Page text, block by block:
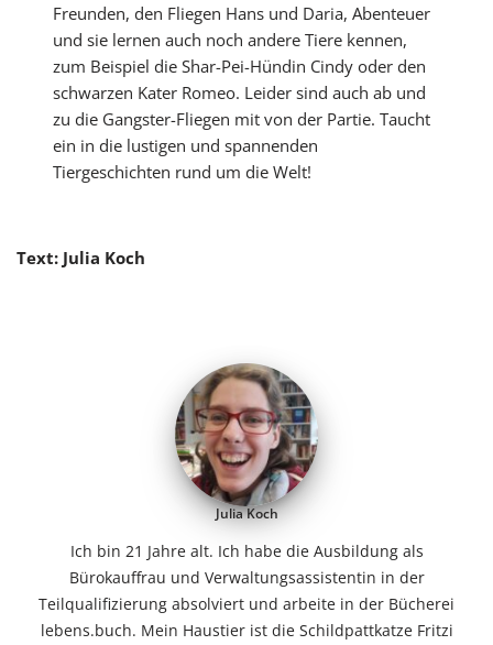
Freunden, den Fliegen Hans und Daria, Abenteuer
und sie lernen auch noch andere Tiere kennen,
zum Beispiel die Shar-Pei-Hündin Cindy oder den
schwarzen Kater Romeo. Leider sind auch ab und
zu die Gangster-Fliegen mit von der Partie. Taucht
ein in die lustigen und spannenden
Tiergeschichten rund um die Welt!
Text: Julia Koch
Julia Koch
Ich bin 21 Jahre alt. Ich habe die Ausbildung als
Bürokauffrau und Verwaltungsassistentin in der
Teilqualifizierung absolviert und arbeite in der Bücherei
lebens.buch. Mein Haustier ist die Schildpattkatze Fritzi